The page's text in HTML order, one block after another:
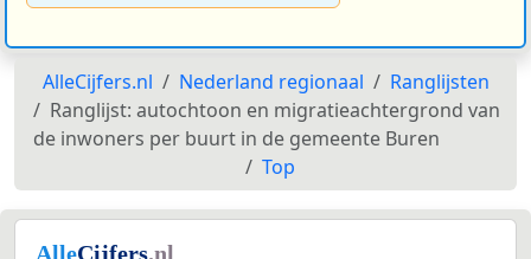
AlleCijfers.nl Nederland regionaal
Ranglijsten
Ranglijst: autochtoon en migratieachtergrond van
de inwoners per buurt in de gemeente Buren
Top